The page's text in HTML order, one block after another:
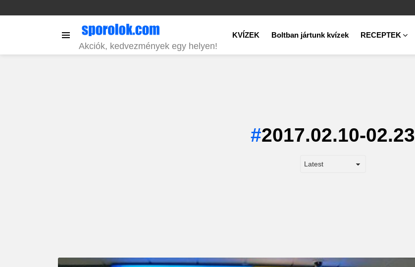
Akciók, kedvezmények egy helyen!
KVÍZEK Boltban jártunk kvízek RECEPTEK
2017.02.10-02.23